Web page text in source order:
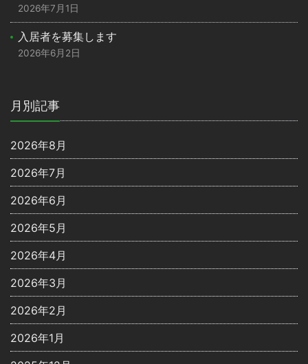
2026年7月1日
入居者を募集します
2026年6月2日
月別記事
2026年8月
2026年7月
2026年6月
2026年5月
2026年4月
2026年3月
2026年2月
2026年1月